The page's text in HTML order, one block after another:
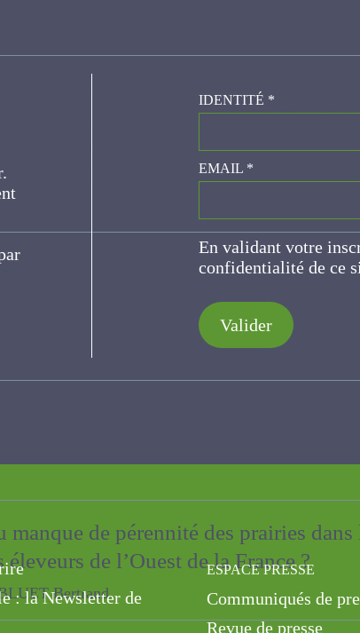
R., GARNIER M.G., Py V., LESNE R., BOURASSEAU M.,
T., TARDIF V., CAILLAT HUGUES
multi-espèces composées
France : synthèse de 8 années
expérimentale
HUGUES
et environnementale des
manque de pérennité des prairies
éleveurs de l’Ouest de la France ?
Bertrand
IDENTITÉ*
EMAIL*
En validant votre
de confidentialité de
Valider
: la Newsletter de
ESPACE PRESSE
Communiqués de
Revue de presse